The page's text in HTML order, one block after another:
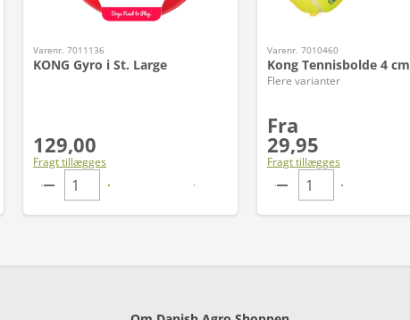
Varenr. 7011136
KONG Gyro i St. Large
129,00
Fragt tillægges
Varenr. 7010460
Kong Tennisbolde 4 cm
Flere varianter
Fra
29,95
Fragt tillægges